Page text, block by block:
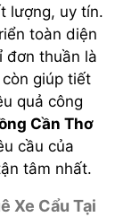
lượng, uy tín.
toàn diện
đơn thuần là
giúp tiết
quả công
Cần Thơ
cầu của
tâm nhất.
Xe Cẩu Tại